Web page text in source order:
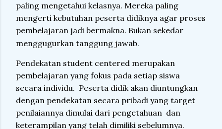
paling mengetahui kelasnya. Mereka paling
mengerti kebutuhan peserta didiknya agar proses
pembelajaran jadi bermakna. Bukan sekedar
menggugurkan tanggung jawab.
Pendekatan student centered merupakan
pembelajaran yang fokus pada setiap siswa
secara individu. Peserta didik akan diuntungkan
dengan pendekatan secara pribadi yang target
penilaiannya dimulai dari pengetahuan dan
keterampilan yang telah dimiliki sebelumnya.